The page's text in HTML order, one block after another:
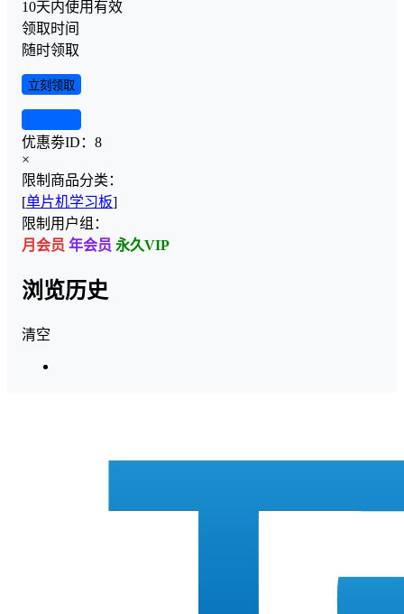
10天内使用有效
领取时间
随时领取
立刻领取
优惠劵ID： 8
×
限制商品分类：
[单片机学习板]
限制用户组：
月会员 年会员 永久VIP
浏览历史
清空